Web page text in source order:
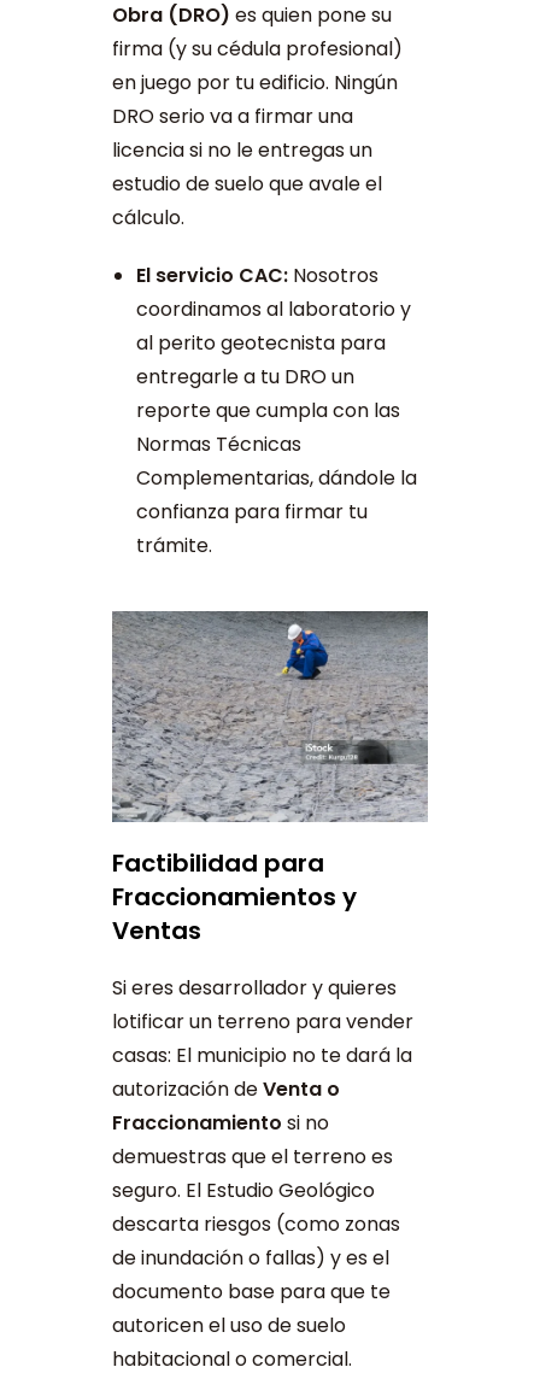
Obra (DRO) es quien pone su
firma (y su cédula profesional)
en juego por tu edificio. Ningún
DRO serio va a firmar una
licencia si no le entregas un
estudio de suelo que avale el
cálculo.
El servicio CAC:Nosotros
coordinamos al laboratorio y
al perito geotecnista para
entregarle a tu DRO un
reporte que cumpla con las
Normas Técnicas
Complementarias, dándole la
confianza para firmar tu
trámite.
Factibilidad para
Fraccionamientos y
Ventas
Si eres desarrollador y quieres
lotificar un terreno para vender
casas: El municipio no te dará la
autorización deVenta o
Fraccionamiento si no
demuestras que el terreno es
seguro. El Estudio Geológico
descarta riesgos (como zonas
de inundación o fallas) y es el
documento base para que te
autoricen el uso de suelo
habitacional o comercial.